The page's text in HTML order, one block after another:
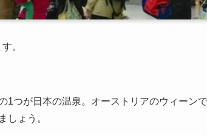
。
1つが日本の温泉。オーストリアのウィーン
しょう。